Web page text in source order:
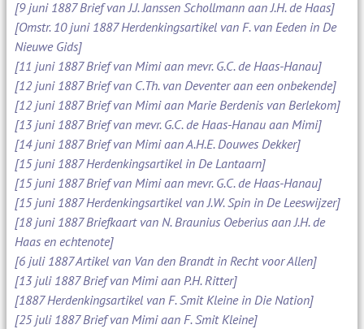
[9 juni 1887 Brief van J.J. Janssen Schollmann aan J.H. de Haas]
[Omstr. 10 juni 1887 Herdenkingsartikel van F. van Eeden in De
Nieuwe Gids]
[11 juni 1887 Brief van Mimi aan mevr. G.C. de Haas-Hanau]
[12 juni 1887 Brief van C.Th. van Deventer aan een onbekende]
[12 juni 1887 Brief van Mimi aan Marie Berdenis van Berlekom]
[13 juni 1887 Brief van mevr. G.C. de Haas-Hanau aan Mimi]
[14 juni 1887 Brief van Mimi aan A.H.E. Douwes Dekker]
[15 juni 1887 Herdenkingsartikel in De Lantaarn]
[15 juni 1887 Brief van Mimi aan mevr. G.C. de Haas-Hanau]
[15 juni 1887 Herdenkingsartikel van J.W. Spin in De Leeswijzer]
[18 juni 1887 Briefkaart van N. Braunius Oeberius aan J.H. de
Haas en echtenote]
[6 juli 1887 Artikel van Van den Brandt in Recht voor Allen]
[13 juli 1887 Brief van Mimi aan P.H. Ritter]
[1887 Herdenkingsartikel van F. Smit Kleine in Die Nation]
[25 juli 1887 Brief van Mimi aan F. Smit Kleine]